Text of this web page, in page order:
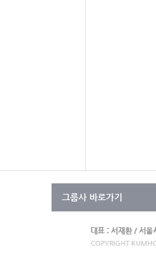
그룹사 바로가기